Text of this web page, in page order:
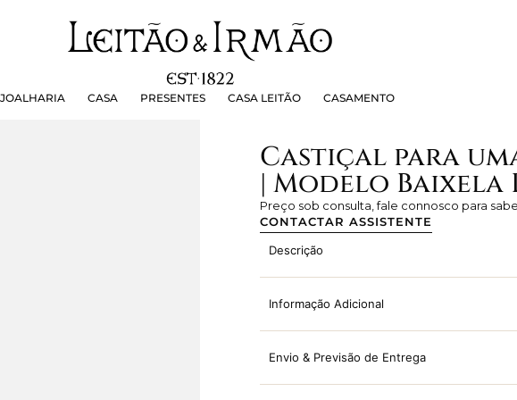
JOALHARIA CASA PRESENTES CASA LEITÃO CASAMENTO
PRESENTES CASA LEITÃO
Castiçal para
| Modelo Baixela
Preço sob consulta, fale connosco para
CONTACTAR ASSISTENTE
Descrição
Informação Adicional
Envio & Previsão de Entrega